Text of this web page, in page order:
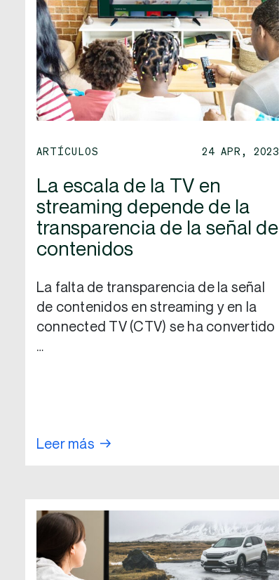
ARTÍCULOS 24 APR, 2023
La escala de la TV en
streaming depende de la
transparencia de la señal de
contenidos
La falta de transparencia de la señal
de contenidos en streaming y en la
connected TV (CTV) se ha convertido
…
Leer más